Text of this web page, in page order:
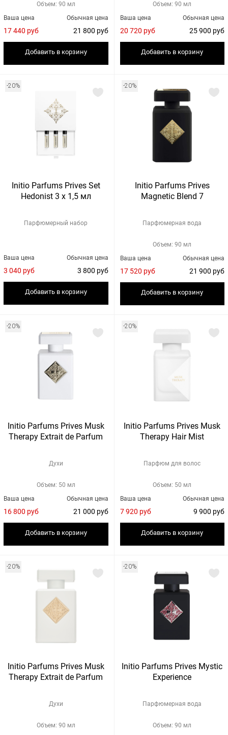
Объем: 90 мл
Обычная цена
21 800 руб
Ваша цена
17 440 руб
Добавить в корзину
Объем: 90 мл
Обычная цена
25 900 руб
Ваша цена
20 720 руб
Добавить в корзину
-20%
Initio Parfums Prives Set
Hedonist 3 x 1,5 мл
Парфюмерный набор
Обычная цена
3 800 руб
Ваша цена
3 040 руб
Добавить в корзину
-20%
Initio Parfums Prives
Magnetic Blend 7
Парфюмерная вода
Объем: 90 мл
Обычная цена
21 900 руб
Ваша цена
17 520 руб
Добавить в корзину
-20%
Initio Parfums Prives Musk
Therapy Extrait de Parfum
Духи
Объем: 50 мл
Обычная цена
21 000 руб
Ваша цена
16 800 руб
Добавить в корзину
-20%
Initio Parfums Prives Musk
Therapy Hair Mist
Парфюм для волос
Объем: 50 мл
Обычная цена
9 900 руб
Ваша цена
7 920 руб
Добавить в корзину
-20%
Initio Parfums Prives Musk
Therapy Extrait de Parfum
Духи
Объем: 90 мл
-20%
Initio Parfums Prives Mystic
Experience
Парфюмерная вода
Объем: 90 мл